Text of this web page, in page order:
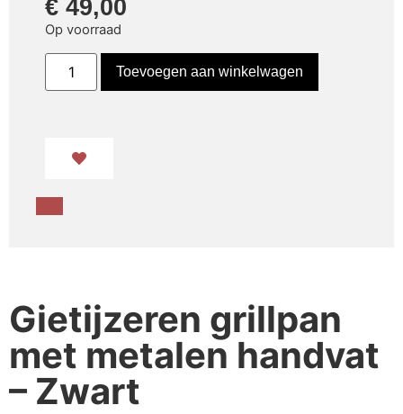
Gietijzeren grillpan
met metalen handvat
– Zwart
€ 49,00
Op voorraad
Toevoegen aan winkelwagen